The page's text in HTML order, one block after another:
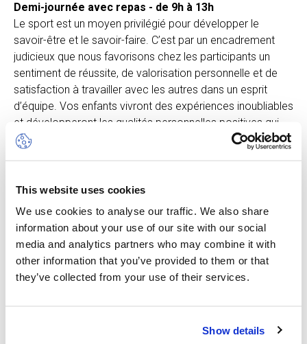
This website uses cookies
We use cookies to analyse our traffic. We also share
information about your use of our site with our social
media and analytics partners who may combine it with
other information that you’ve provided to them or that
they’ve collected from your use of their services.
Show details
ENFR
Demi-journée avec repas - de 9h à 13h
Le sport est un moyen privilégié pour développer le
savoir-être et le savoir-faire. C’est par un encadrement
judicieux que nous favorisons chez les participants un
sentiment de réussite, de valorisation personnelle et de
satisfaction à travailler avec les autres dans un esprit
d’équipe. Vos enfants vivront des expériences inoubliables
et développeront les qualités personnelles positives qui
les aideront à persévérer dans la réalisation de leurs défis.
escalade et plus encore, chacune adaptée à l’âge des
participants. Le rythme est soutenu afin de stimuler
l’enthousiasme et la curiosité. Dans ce camp, la notion
d’apprentissage est intimement liée à celle du jeu.